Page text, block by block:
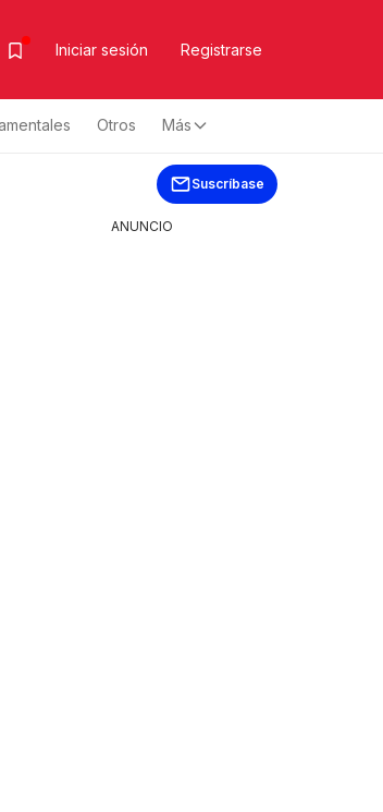
Iniciar sesión Registrarse
Otros Más
Suscríbase
ANUNCIO